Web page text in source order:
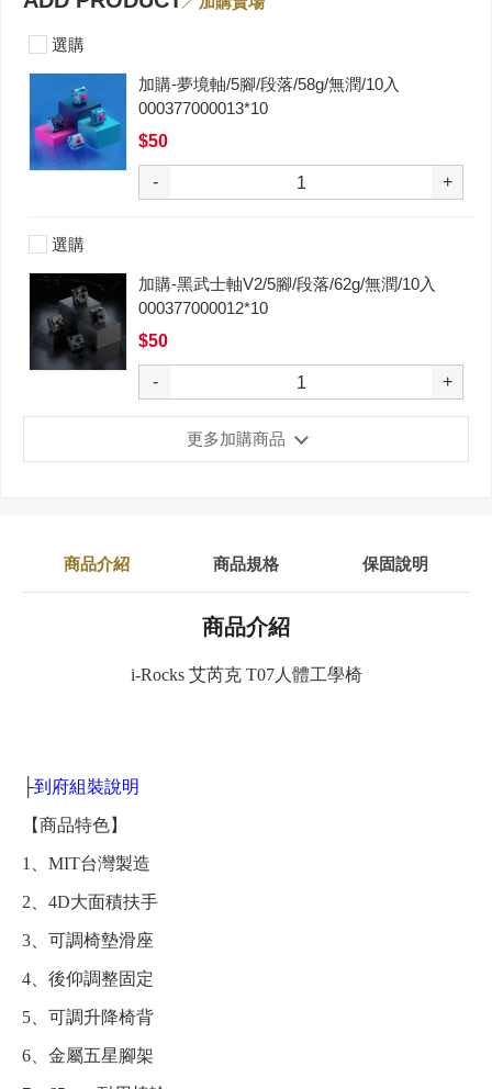
- +
選購
加購-夢境軸/5腳/段落/58g/無潤/10入
000377000013*10
$50
- +
選購
加購-黑武士軸V2/5腳/段落/62g/無潤/10入
000377000012*10
$50
- +
更多加購商品
商品介紹 商品規格 保固說明
商品介紹
i-Rocks 艾芮克 T07人體工學椅
├到府組裝說明
【商品特色】
1、MIT台灣製造
2、4D大面積扶手
3、可調椅墊滑座
4、後仰調整固定
5、可調升降椅背
6、金屬五星腳架